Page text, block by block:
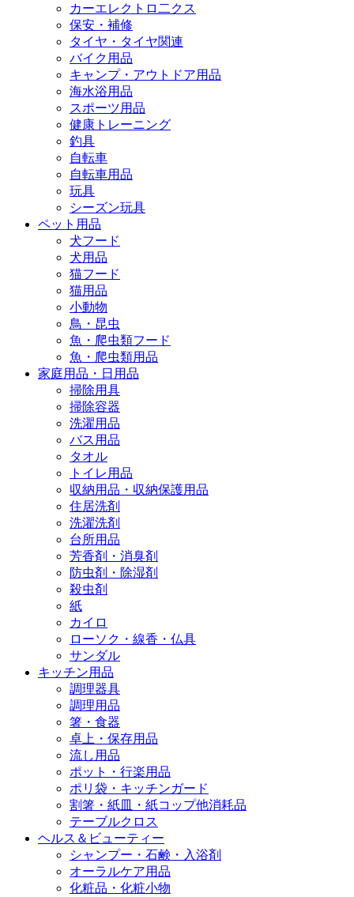
カーエレクトロ二クス
保安・補修
タイヤ・タイヤ関連
バイク用品
キャンプ・アウトドア用品
海水浴用品
スポーツ用品
健康トレーニング
釣具
自転車
自転車用品
玩具
シーズン玩具
ペット用品
犬フード
犬用品
猫フード
猫用品
小動物
鳥・昆虫
魚・爬虫類フード
魚・爬虫類用品
家庭用品・日用品
掃除用具
掃除容器
洗濯用品
バス用品
タオル
トイレ用品
収納用品・収納保護用品
住居洗剤
洗濯洗剤
台所用品
芳香剤・消臭剤
防虫剤・除湿剤
殺虫剤
紙
カイロ
ローソク・線香・仏具
サンダル
キッチン用品
調理器具
調理用品
箸・食器
卓上・保存用品
流し用品
ポット・行楽用品
ポリ袋・キッチンガード
割箸・紙皿・紙コップ他消耗品
テーブルクロス
ヘルス＆ビューティー
シャンプー・石鹸・入浴剤
オーラルケア用品
化粧品・化粧小物